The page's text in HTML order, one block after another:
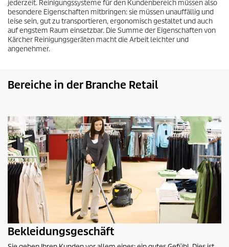
jederzeit. Reinigungssysteme für den Kundenbereich müssen also
besondere Eigenschaften mitbringen: sie müssen unauffällig und
leise sein, gut zu transportieren, ergonomisch gestaltet und auch
auf engstem Raum einsetzbar. Die Summe der Eigenschaften von
Kärcher Reinigungsgeräten macht die Arbeit leichter und
angenehmer.
Bereiche in der Branche Retail
Bekleidungsgeschäft